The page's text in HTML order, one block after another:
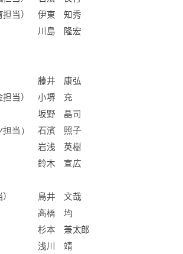
担当） 伊東 知秀
川島 隆宏
藤井 康弘
担当） 小堺 充
坂野 晶司
担当） 石濱 照子
岩浅 英樹
鈴木 宣広
）
鳥井 文哉
当） 高橋 均
杉本 兼太郎
浅川 靖